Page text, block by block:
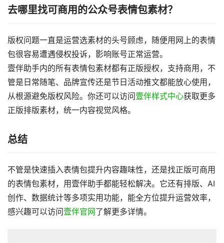
去哪里找可商用的公众号表情包素材？
版权问题一直是运营选素材的头号顾虑，随便用网上的表情
包很容易遭遇侵权投诉，影响账号正常运营。
壹伴助手内的所有表情包素材都有正版授权，支持商用，不
管是日常随笔、品牌宣传还是节日活动推文都能放心使用，
从根源避免版权风险。你还可以访问壹伴样式中心获取更多
正版排版素材，统一内容视觉风格。
总结
不管是快速插入表情包提升内容趣味性，还是找正版可商用
的表情包素材，用壹伴助手都能轻松解决。它还有排版、AI
创作、数据统计等多项实用功能，能全方位提升运营效率，
感兴趣可以访问壹伴官网了解更多详情。